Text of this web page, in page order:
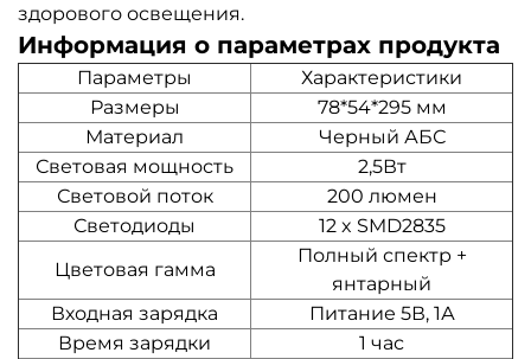
здорового освещения.
Информация о параметрах продукта
Параметры
Характеристики
Размеры
78*54*295 мм
Материал
Черный АБС
Световая мощность
2,5Вт
Световой поток
200 люмен
Светодиоды
12 x SMD2835
Цветовая гамма
Полный спектр +
янтарный
Входная зарядка
Питание 5В, 1А
Время зарядки
1 час